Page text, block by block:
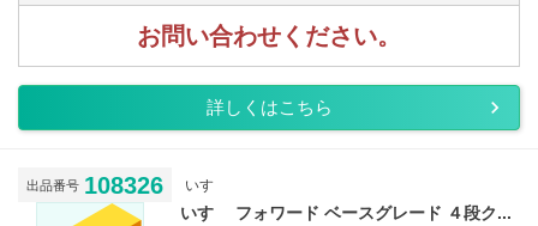
お問い合わせください。
詳しくはこちら
出品番号 108326 いすゞ
いすゞ フォワード ベースグレード ４段ク...